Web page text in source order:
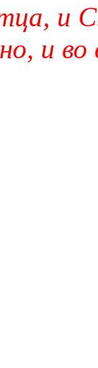
и
и во